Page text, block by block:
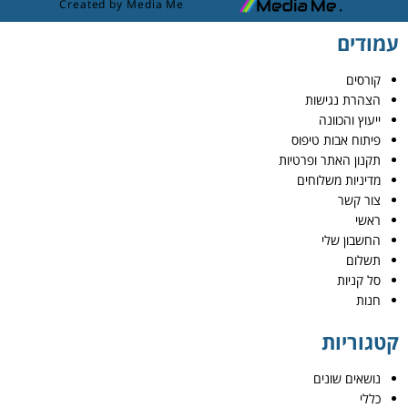
Created by Media Me
עמודים
קורסים
הצהרת נגישות
ייעוץ והכוונה
פיתוח אבות טיפוס
תקנון האתר ופרטיות
מדיניות משלוחים
צור קשר
ראשי
החשבון שלי
תשלום
סל קניות
חנות
קטגוריות
נושאים שונים
כללי